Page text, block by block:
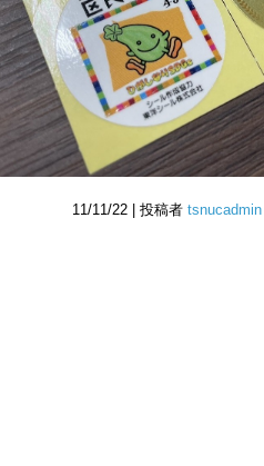
11/11/22 | 投稿者 tsnucadmin